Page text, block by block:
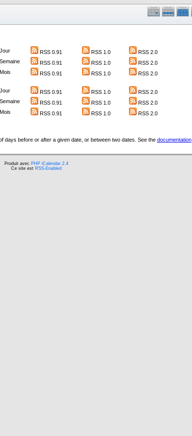
Jour RSS 0.91 RSS 1.0
RSS 2.0
Semaine
RSS 0.91 RSS 1.0
RSS 2.0
Mois
RSS 0.91 RSS 1.0 RSS 2.0
Jour RSS 0.91 RSS 1.0
RSS 2.0
Semaine
RSS 0.91 RSS 1.0
RSS 2.0
Mois
RSS 0.91 RSS 1.0 RSS 2.0
days before or after a given date, or between two dates. See the documentation
Produit avec PHP iCalendar 2.4
Ce site est RSS-Enabled